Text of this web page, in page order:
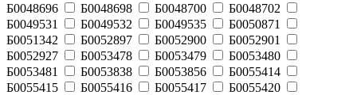
Б0048696
Б0048698 Б0048700
Б0048702
Б0049531
Б0049532 Б0049535
Б0050871
Б0051342
Б0052897 Б0052900
Б0052901
Б0052927
Б0053478 Б0053479
Б0053480
Б0053481
Б0053838 Б0053856
Б0055414
Б0055415
Б0055416 Б0055417
Б0055420